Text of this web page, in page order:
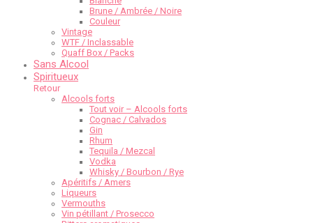
Brune / Ambrée / Noire
Couleur
Vintage
WTF / Inclassable
Quaff Box / Packs
Sans Alcool
Spiritueux
Retour
Alcools forts
Tout voir – Alcools forts
Cognac / Calvados
Gin
Rhum
Tequila / Mezcal
Vodka
Whisky / Bourbon / Rye
Apéritifs / Amers
Liqueurs
Vermouths
Vin pétillant / Prosecco